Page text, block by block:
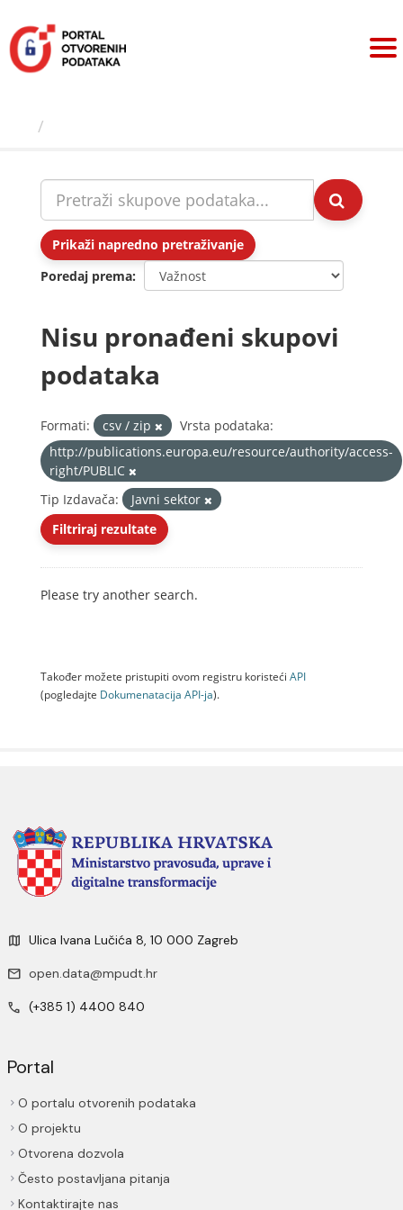
sadržaj
Prikaži napredno pretraživanje
Poredaj prema
Nisu pronađeni skupovi
podataka
Formati: csv / zip
Vrsta podataka:
http://publications.europa.eu/resource/authority/access-
right/PUBLIC
Tip Izdavača:
Javni sektor
Filtriraj rezultate
Please try another search.
Također možete pristupiti ovom registru koristeći API
(pogledajte Dokumenаtаcijа API-jа).